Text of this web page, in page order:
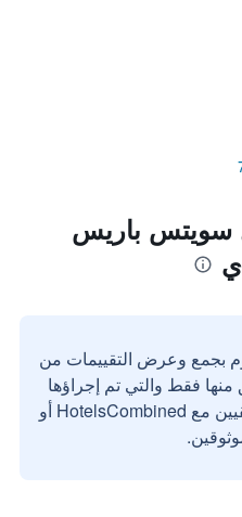
سويتس باريس
بجمع وعرض التقييمات من
فقط والتي تم إجراؤها
بواسطة مستخدمين حقيقيين مع HotelsCombined أو